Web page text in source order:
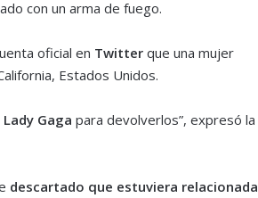
con un arma de fuego.
oficial en Twitterque una mujer
Estados Unidos.
Gaga para devolverlos”, expresó la
descartado que estuviera relacionada